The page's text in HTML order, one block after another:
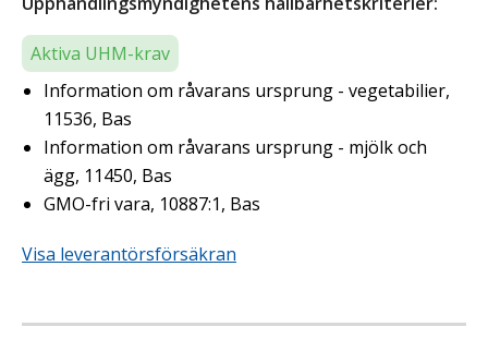
Aktiva UHM-krav
Information om råvarans ursprung - vegetabilier,
11536, Bas
Information om råvarans ursprung - mjölk och
ägg, 11450, Bas
GMO-fri vara, 10887:1, Bas
Visa leverantörsförsäkran